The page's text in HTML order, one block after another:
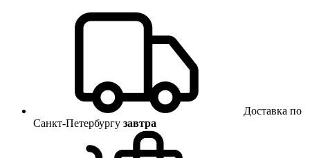
Доставка по
Санкт-Петербургу завтра